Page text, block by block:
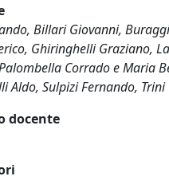
Billari Giovanni,
Ghiringhelli Graziano,
Corrado e Maria
Aldo, Sulpizi Fernando,
docente